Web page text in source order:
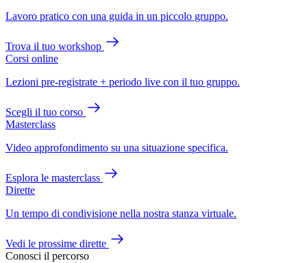
Lavoro pratico con una guida in un piccolo gruppo.
Trova il tuo workshop
Corsi online
Lezioni pre-registrate + periodo live con il tuo gruppo.
Scegli il tuo corso
Masterclass
Video approfondimento su una situazione specifica.
Esplora le masterclass
Dirette
Un tempo di condivisione nella nostra stanza virtuale.
Vedi le prossime dirette
Conosci il percorso